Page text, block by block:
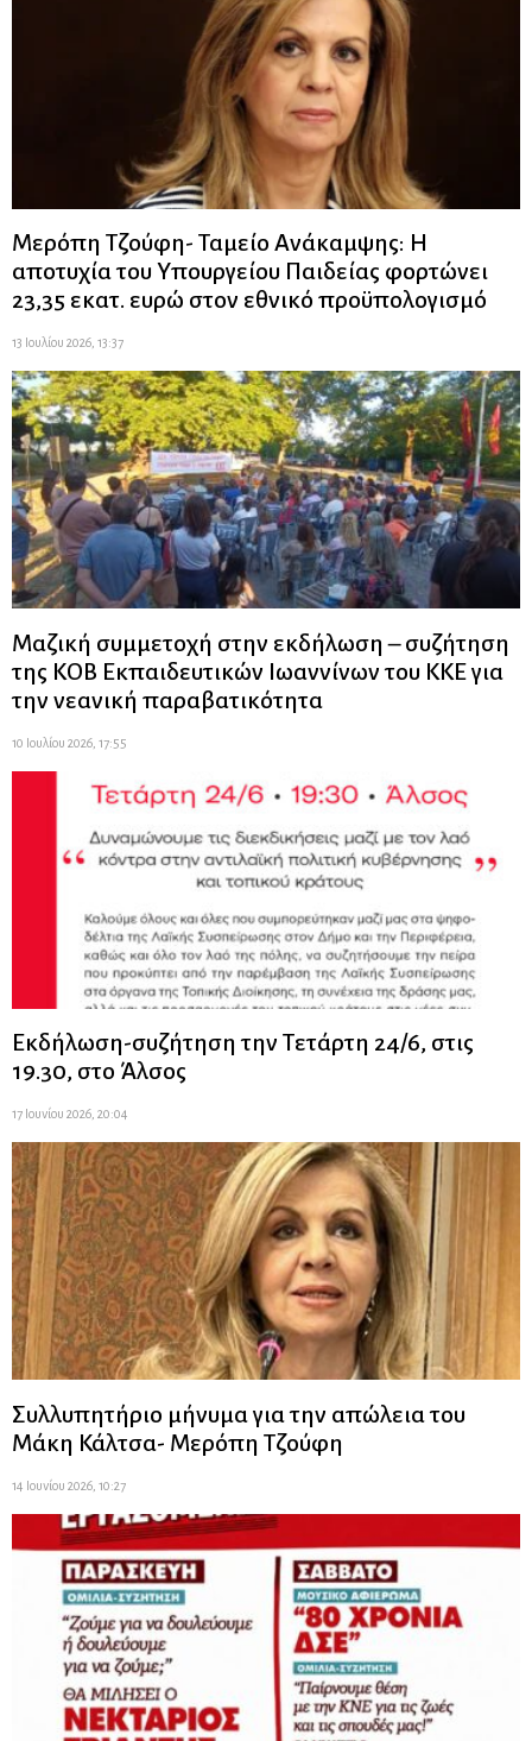
Μερόπη Τζούφη- Ταμείο Ανάκαμψης: Η
αποτυχία του Υπουργείου Παιδείας φορτώνει
23,35 εκατ. ευρώ στον εθνικό προϋπολογισμό
13 Ιουλίου 2026, 13:37
Μαζική συμμετοχή στην εκδήλωση – συζήτηση
της ΚΟΒ Εκπαιδευτικών Ιωαννίνων του ΚΚΕ για
την νεανική παραβατικότητα
10 Ιουλίου 2026, 17:55
Εκδήλωση-συζήτηση την Τετάρτη 24/6, στις
19.30, στο Άλσος
17 Ιουνίου 2026, 20:04
Συλλυπητήριο μήνυμα για την απώλεια του
Μάκη Κάλτσα- Μερόπη Τζούφη
14 Ιουνίου 2026, 10:27